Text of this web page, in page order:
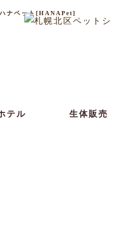
ナペット[HANAPet]
テル 生体販売